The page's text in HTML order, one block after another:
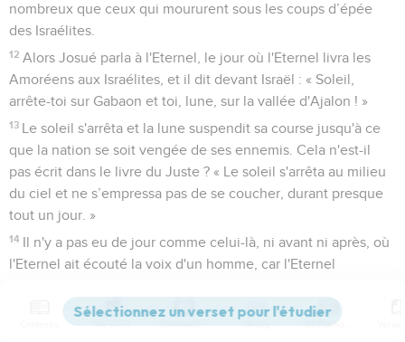
nombreux que ceux qui moururent sous les coups d’épée
des Israélites.
12 Alors Josué parla à l'Eternel, le jour où l'Eternel livra les
Amoréens aux Israélites, et il dit devant Israël : « Soleil,
arrête-toi sur Gabaon et toi, lune, sur la vallée d'Ajalon ! »
13 Le soleil s'arrêta et la lune suspendit sa course jusqu'à ce
que la nation se soit vengée de ses ennemis. Cela n'est-il
pas écrit dans le livre du Juste ? « Le soleil s'arrêta au milieu
du ciel et ne s’empressa pas de se coucher, durant presque
tout un jour. »
14 Il n'y a pas eu de jour comme celui-là, ni avant ni après, où
l'Eternel ait écouté la voix d'un homme, car l'Eternel
Josué, et tout Israël avec lui, retourna au camp à Guilgal.
Versions Commentaires Strong